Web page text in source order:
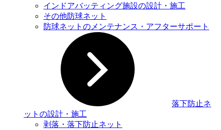
インドアバッティング施設の設計・施工
その他防球ネット
防球ネットのメンテナンス・アフターサポート
落下防止ネ
ットの設計・施工
剥落・落下防止ネット